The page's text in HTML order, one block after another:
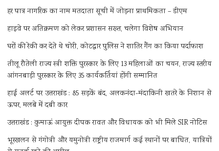
हर पात्र नागरिक का नाम मतदाता सूची में जोड़ना प्राथमिकता – डीएम
हाइवे पर अतिक्रमण को लेकर प्रशासन सख्त, चलेगा विशेष अभियान
घरों की रेकी कर देते थे चोरी, कोटद्वार पुलिस ने शातिर गैंग का किया पर्दाफाश
तीलू रौतेली राज्य स्त्री शक्ति पुरस्कार के लिए 13 महिलाओं का चयन, राज्य स्तरीय
आंगनबाड़ी पुरस्कार के लिए 35 कार्यकर्तियां होंगी सम्मानित
हाई अलर्ट पर उत्तराखंड : 85 सड़कें बंद, अलकनंदा-मंदाकिनी खतरे के निशान से
ऊपर, मलबे में दबी कार
उत्तराखंड : कुमाऊं आयुक्त दीपक रावत और विधायक को भी मिले SIR नोटिस
भूस्खलन से गंगोत्री और यमुनोत्री राष्ट्रीय राजमार्ग कई स्थानों पर बाधित, यात्रियों